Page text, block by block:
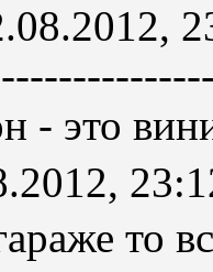
- это
то